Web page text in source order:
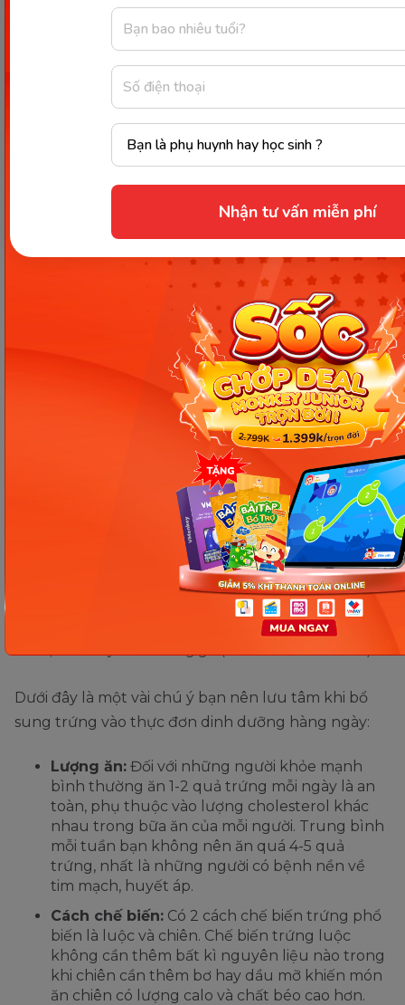
Nhận tư vấn miễn phí
Cá có chất dinh dưỡng gì? 20+ lợi ích khi ăn cá
nhiều người chưa biết
23+ dinh dưỡng trong chuối khiến bạn phải
bất ngờ và những lợi ích sức khỏe của chúng
Những lưu ý khi ăn trứng gà
đảm bảo dinh dưỡng và sức
khỏe
Chúng ta đều biết dinh dưỡng trong trứng gà tốt
cho sức khỏe nhưng không phải vì thế mà chúng
ta có thể ăn với số lượng tùy ý. Thêm trứng gà quá
nhiều vào trong bữa ăn hàng ngày cũng gây bất lợi
Dưới đây là một vài chú ý bạn nên lưu tâm khi bổ
sung trứng vào thực đơn dinh dưỡng hàng ngày:
Lượng ăn: Đối với những người khỏe mạnh
bình thường ăn 1-2 quả trứng mỗi ngày là an
toàn, phụ thuộc vào lượng cholesterol khác
nhau trong bữa ăn của mỗi người. Trung bình
mỗi tuần bạn không nên ăn quá 4-5 quả
trứng, nhất là những người có bệnh nền về
tim mạch, huyết áp.
Cách chế biến: Có 2 cách chế biến trứng phổ
biến là luộc và chiên. Chế biến trứng luộc
không cần thêm bất kì nguyên liệu nào trong
khi chiên cần thêm bơ hay dầu mỡ khiến món
ăn chiên có lượng calo và chất béo cao hơn.